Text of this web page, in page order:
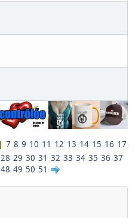
7 8 9 10 11 12 13 14 15 16 17
28 29 30 31 32 33 34 35 36 37
48 49 50 51